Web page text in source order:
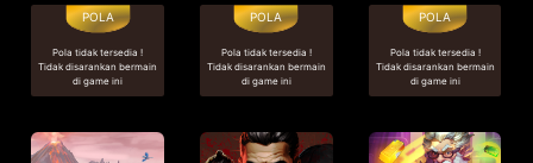
Pola tidak tersedia !
Tidak disarankan bermain
di game ini
Pola tidak tersedia !
Tidak disarankan bermain
di game ini
Pola tidak tersedia !
Tidak disarankan bermain
di game ini